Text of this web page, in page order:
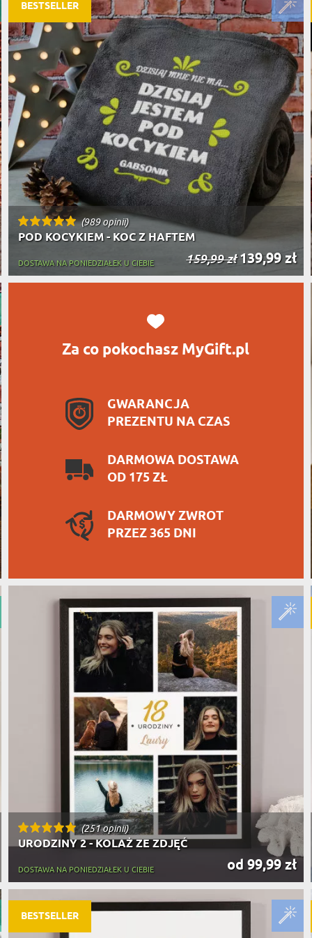
PREZENT DLAFIRM
SENIORA
SZEFA
SPOŻYWCZE
PREZENTU
SZKLANKI DO WHISKY
BESTSELLER
(989 opinii)
POD KOCYKIEM - KOC Z HAFTEM
159,99 zł139,99 zł
DOSTAWA NA PONIEDZIAŁEK U CIEBIE
BESTSELLER
Za co pokochasz MyGift.pl
GWARANCJA
PREZENTU NA CZAS
DARMOWA DOSTAWA
OD 175 ZŁ
DARMOWY ZWROT
PRZEZ 365 DNI
(251 opinii)
URODZINY 2 - KOLAŻ ZE ZDJĘĆ
od 99,99 zł
DOSTAWA NA PONIEDZIAŁEK U CIEBIE
BESTSELLER